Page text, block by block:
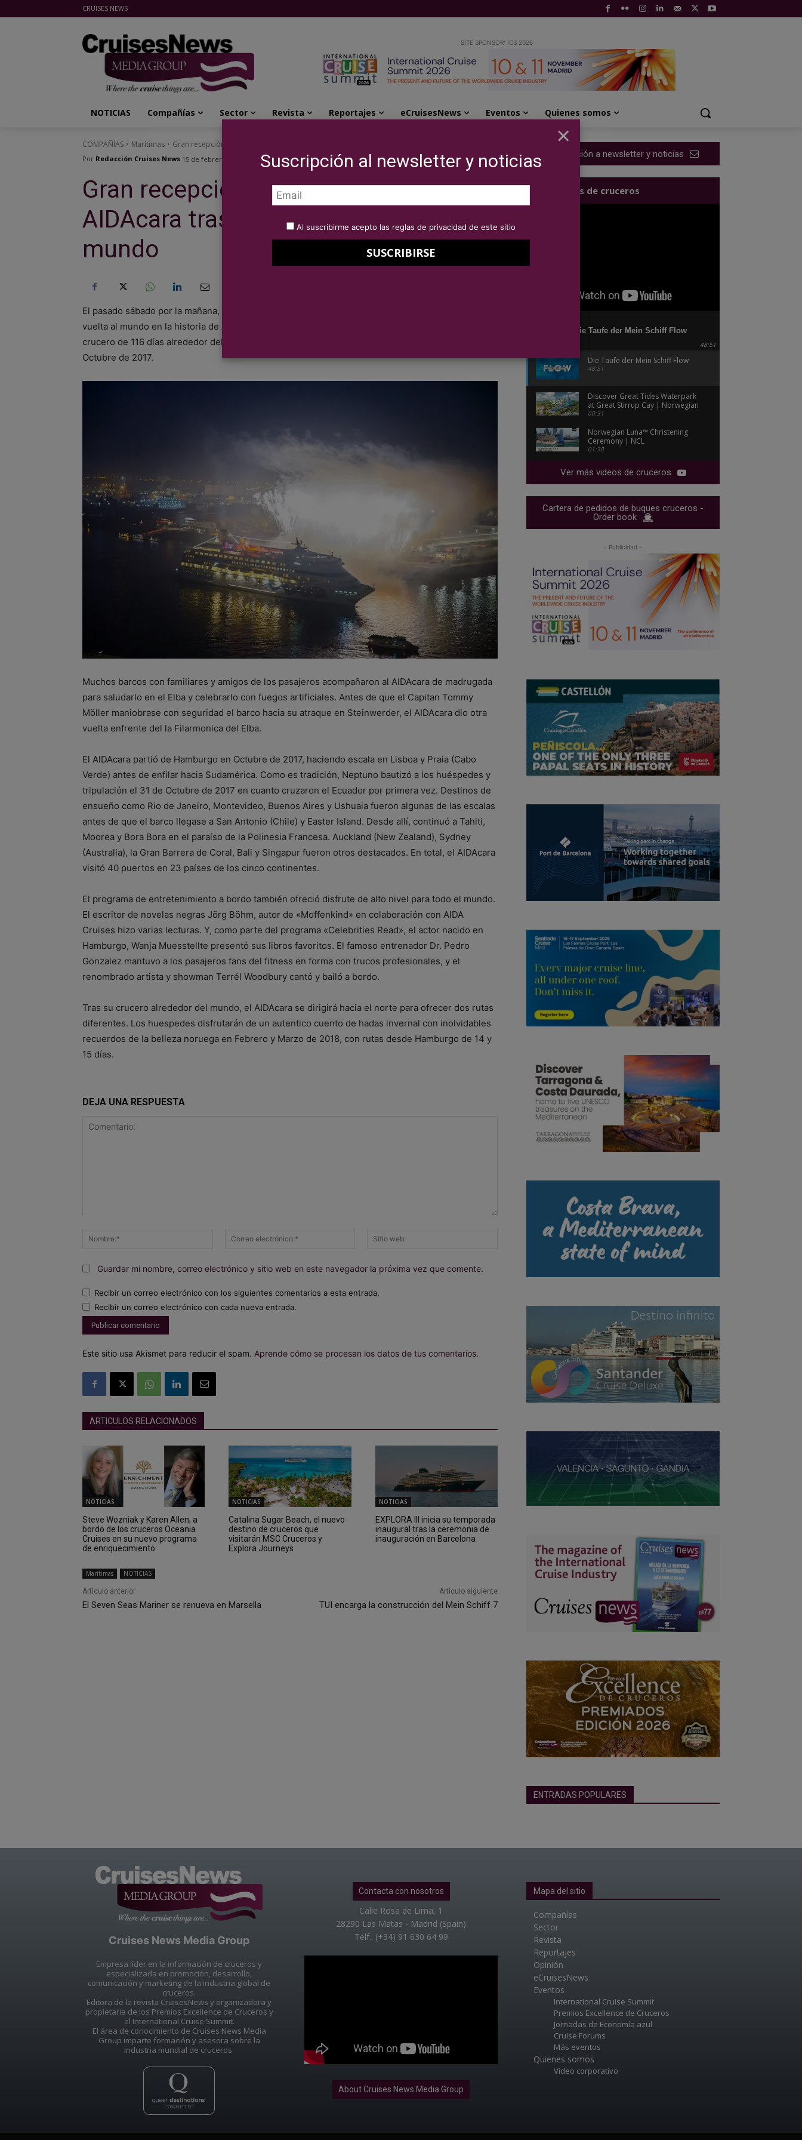
CRUISES NEWS
SITE SPONSOR: ICS 2026
NOTICIAS Compañías Sector Revista Reportajes eCruisesNews Eventos Quienes somos
COMPAÑÍAS Marítimas Gran recepción en Hamburgo al AIDAcara tras su primera vuelta al mundo
Por Redacción Cruises News 15 de febrero de 2018
Gran recepción en Hamburgo al
AIDAcara tras su primera vuelta al
mundo
El pasado sábado por la mañana, 10 de febrero, sobre las 6:30 am, el AIDAcara volvía de la primera
vuelta al mundo en la historia de AIDA, a su puerto base de Hamburgo. El barco ha completado un
crucero de 116 días alrededor del globo con unos 1100 huespedes a bordo que partieron el 17 de
Octubre de 2017.
Muchos barcos con familiares y amigos de los pasajeros acompañaron al AIDAcara de madrugada
para saludarlo en el Elba y celebrarlo con fuegos artificiales. Antes de que el Capitan Tommy
Möller maniobrase con seguridad el barco hacia su atraque en Steinwerder, el AIDAcara dio otra
vuelta enfrente del la Filarmonica del Elba.
El AIDAcara partió de Hamburgo en Octubre de 2017, haciendo escala en Lisboa y Praia (Cabo
Verde) antes de enfilar hacia Sudamérica. Como es tradición, Neptuno bautizó a los huéspedes y
tripulación el 31 de Octubre de 2017 en cuanto cruzaron el Ecuador por primera vez. Destinos de
ensueño como Rio de Janeiro, Montevideo, Buenos Aires y Ushuaia fueron algunas de las escalas
antes de que el barco llegase a San Antonio (Chile) y Easter Island. Desde allí, continuó a Tahiti,
Moorea y Bora Bora en el paraíso de la Polinesia Francesa. Auckland (New Zealand), Sydney
(Australia), la Gran Barrera de Coral, Bali y Singapur fueron otros destacados. En total, el AIDAcara
visitó 40 puertos en 23 países de los cinco continentes.
El programa de entretenimiento a bordo también ofreció disfrute de alto nivel para todo el mundo.
El escritor de novelas negras Jörg Böhm, autor de «Moffenkind» en colaboración con AIDA
Cruises hizo varias lecturas. Y, como parte del programa «Celebrities Read», el actor nacido en
Hamburgo, Wanja Muesstellte presentó sus libros favoritos. El famoso entrenador Dr. Pedro
Gonzalez mantuvo a los pasajeros fans del fitness en forma con trucos profesionales, y el
renombrado artista y showman Terrél Woodbury cantó y bailó a bordo.
Tras su crucero alrededor del mundo, el AIDAcara se dirigirá hacia el norte para ofrecer dos rutas
diferentes. Los huespedes disfrutarán de un autentico cuento de hadas invernal con inolvidables
recuerdos de la belleza noruega en Febrero y Marzo de 2018, con rutas desde Hamburgo de 14 y
15 días.
DEJA UNA RESPUESTA
Nombre:*
Correo
Guardar mi nombre, correo electrónico y sitio web en este navegador la próxima vez que comente.
Recibir un correo electrónico con los siguientes comentarios a esta entrada.
Recibir un correo electrónico con cada nueva entrada.
Este sitio usa Akismet para reducir el spam. Aprende cómo se procesan los datos de tus comentarios.
ARTICULOS RELACIONADOS
NOTICIAS
Steve Wozniak y Karen Allen, a
bordo de los cruceros Oceania
Cruises en su nuevo programa
de enriquecimiento
NOTICIAS
Catalina Sugar Beach, el nuevo
destino de cruceros que
visitarán MSC Cruceros y
Explora Journeys
NOTICIAS
EXPLORA III inicia su temporada
inaugural tras la ceremonia de
inauguración en Barcelona
Marítimas NOTICIAS
Artículo anterior
El Seven Seas Mariner se renueva en Marsella
Artículo siguiente
TUI encarga la construcción del Mein Schiff 7
Suscripción a newsletter y noticias
Los videos de cruceros
Die Taufe der Mein Schiff Flow
48:51
Die Taufe der Mein Schiff Flow
48:51
Discover Great Tides Waterpark
at Great Stirrup Cay | Norwegian
Cruise Line
00:31
Norwegian Luna™ Christening
Ceremony | NCL
01:30
Ver más videos de cruceros
Cartera de pedidos de buques cruceros -
Order book
- Publicidad -
ENTRADAS POPULARES
Cruises News Media Group
Empresa líder en la información de cruceros y
especializada en promoción, desarrollo,
comunicación y marketing de la industria global de
cruceros.
Editora de la revista CruisesNews y organizadora y
propietaria de los Premios Excellence de Cruceros y
el International Cruise Summit.
El área de conocimiento de Cruises News Media
Group imparte formación y asesora sobre la
industria mundial de cruceros.
Contacta con nosotros
Calle Rosa de Lima, 1
28290 Las Matas - Madrid (Spain)
Telf.: (+34) 91 630 64 99
About Cruises News Media Group
Mapa del sitio
Compañías
Sector
Revista
Reportajes
Opinión
eCruisesNews
Eventos
International Cruise Summit
Premios Excellence de Cruceros
Jornadas de Economía azul
Cruise Forums
Más eventos
Quienes somos
Video corporativo
×
Suscripción al newsletter y noticias
Al suscribirme acepto las reglas de privacidad de este sitio